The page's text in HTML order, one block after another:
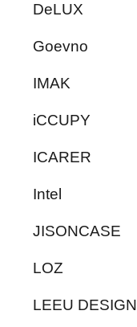
DeLUX
Goevno
IMAK
iCCUPY
ICARER
Intel
JISONCASE
LOZ
LEEU DESIGN